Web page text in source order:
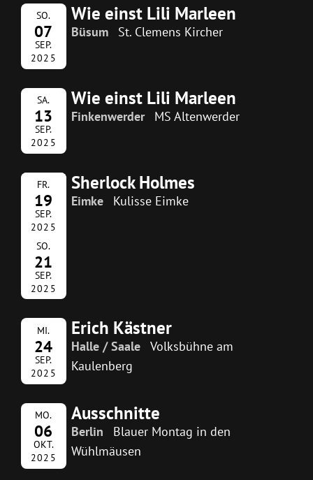
SO.
07
SEP.
2025
Wie einst Lili Marleen
Büsum St. Clemens Kircher
SA.
13
SEP.
2025
Wie einst Lili Marleen
Finkenwerder MS Altenwerder
FR.
19
SEP.
2025
SO.
21
SEP.
2025
Sherlock Holmes
Eimke Kulisse Eimke
MI.
24
SEP.
2025
Erich Kästner
Halle / Saale
Volksbühne am
Kaulenberg
MO.
06
OKT.
2025
Ausschnitte
Berlin
Blauer Montag in den
Wühlmäusen